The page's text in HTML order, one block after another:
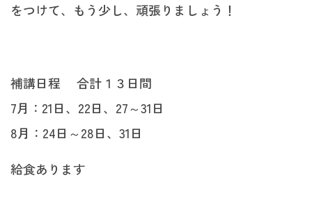
をつけて、もう少し、頑張りましょう！
補講日程 合計１３日間
7月：21日、22日、27～31日
8月：24日～28日、31日
給食あります